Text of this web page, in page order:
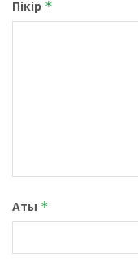
Пікір *
Аты *